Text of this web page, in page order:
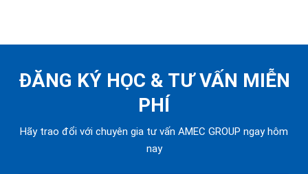
ĐĂNG KÝ HỌC & TƯ VẤN MIỄN
PHÍ
Hãy trao đổi với chuyên gia tư vấn AMEC GROUP ngay hôm
nay